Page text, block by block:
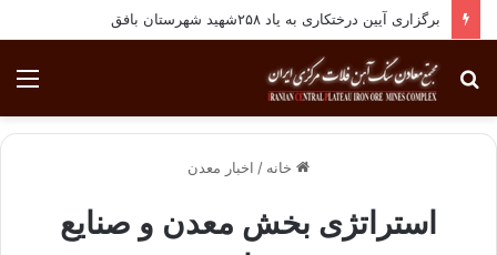
برگزاری آیین درختکاری به یاد ۲۵۸شهید شهرستان بافق
جستجو
برای
خانه / اخبار معدن
استراتژی بخش معدن و صنایع